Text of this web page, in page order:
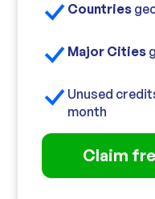
Countries
Major Cities
Unused
month
Claim